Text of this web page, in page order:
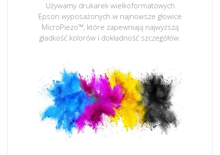
Używamy drukarek wielkoformatowych
Epson wyposażonych w najnowsze głowice
MicroPiezo™, które zapewniają najwyższą
gładkość kolorów i dokładność szczegółów.